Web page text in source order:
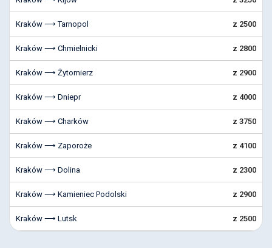
Kraków ⟶ Tarnopol z 2500
Kraków ⟶ Chmielnicki z 2800
Kraków ⟶ Żytomierz z 2900
Kraków ⟶ Dniepr z 4000
Kraków ⟶ Charków z 3750
Kraków ⟶ Zaporoże z 4100
Kraków ⟶ Dolina z 2300
Kraków ⟶ Kamieniec Podolski z 2900
Kraków ⟶ Lutsk z 2500